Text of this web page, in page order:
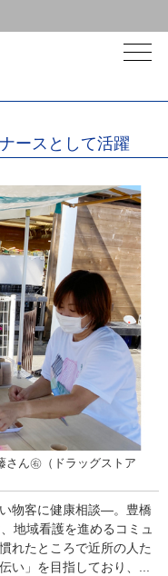
ースとして活躍
さん㊨（ドラッグストア
物客に健康相談―。豊橋
地域看護を進めるコミュ
れたところで近所の人た
い」を目指しており、...